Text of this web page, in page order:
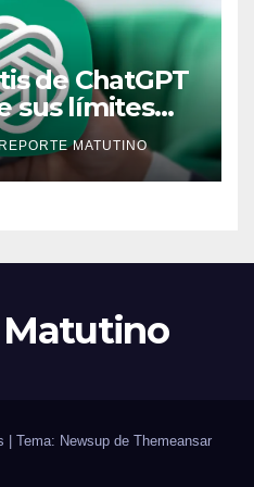
de ChatGPT
sus límites
es más
REPORTE MATUTINO
Matutino
Tema: Newsup de Themeansar